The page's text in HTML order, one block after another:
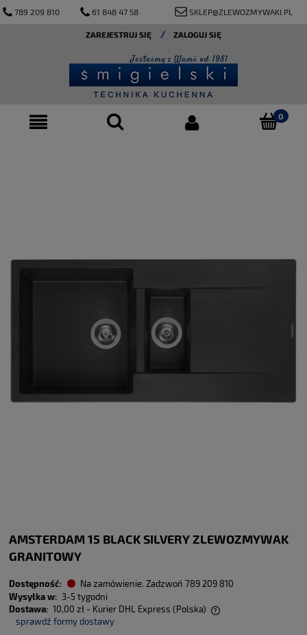
789 209 810 61 848 47 58 SKLEP@ZLEWOZMYWAKI.PL
ZAREJESTRUJ SIĘ ZALOGUJ SIĘ
AMSTERDAM 15 BLACK SILVERY ZLEWOZMYWAK
GRANITOWY
Dostępność: Na zamówienie. Zadzwoń 789 209 810
Wysyłka w: 3-5 tygodni
Dostawa: 10,00 zł - Kurier DHL Express (Polska)
Cena nie zawiera ewentualnych kosztów płatności
sprawdź formy dostawy